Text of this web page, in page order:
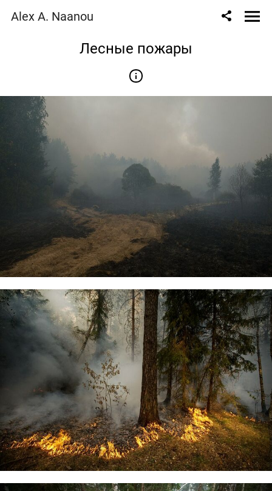
Alex A. Naanou
Лесные пожары